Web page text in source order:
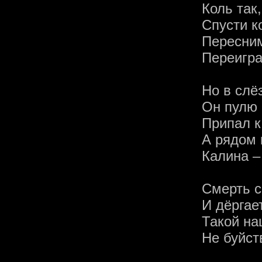
Коль
Спусти
Но в
Он пулю
Припал
А рядом
Калина
Смерть
И
Такой
Не